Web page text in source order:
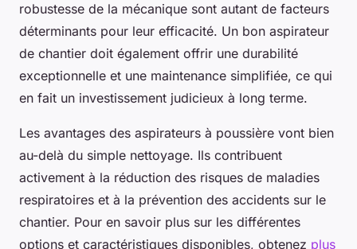
robustesse de la mécanique sont autant de facteurs
déterminants pour leur efficacité. Un bon aspirateur
de chantier doit également offrir une durabilité
exceptionnelle et une maintenance simplifiée, ce qui
en fait un investissement judicieux à long terme.
Les avantages des aspirateurs à poussière vont bien
au-delà du simple nettoyage. Ils contribuent
activement à la réduction des risques de maladies
respiratoires et à la prévention des accidents sur le
chantier. Pour en savoir plus sur les différentes
options et caractéristiques disponibles, obtenez plus